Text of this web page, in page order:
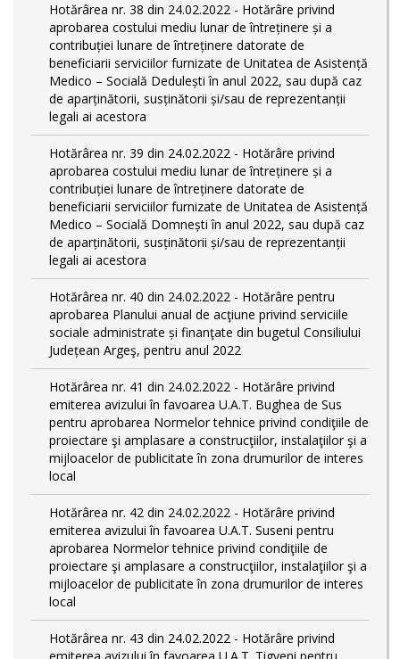
Hotărârea nr. 38 din 24.02.2022 - Hotărâre privind
aprobarea costului mediu lunar de întreținere și a
contribuției lunare de întreținere datorate de
beneficiarii serviciilor furnizate de Unitatea de Asistență
Medico – Socială Dedulești în anul 2022, sau după caz
de aparținătorii, susținătorii și/sau de reprezentanții
legali ai acestora
Hotărârea nr. 39 din 24.02.2022 - Hotărâre privind
aprobarea costului mediu lunar de întreținere și a
contribuției lunare de întreținere datorate de
beneficiarii serviciilor furnizate de Unitatea de Asistență
Medico – Socială Domnești în anul 2022, sau după caz
de aparținătorii, susținătorii și/sau de reprezentanții
legali ai acestora
Hotărârea nr. 40 din 24.02.2022 - Hotărâre pentru
aprobarea Planului anual de acţiune privind serviciile
sociale administrate și finanţate din bugetul Consiliului
Județean Argeş, pentru anul 2022
Hotărârea nr. 41 din 24.02.2022 - Hotărâre privind
emiterea avizului în favoarea U.A.T. Bughea de Sus
pentru aprobarea Normelor tehnice privind condiţiile de
proiectare şi amplasare a construcţiilor, instalaţiilor şi a
mijloacelor de publicitate în zona drumurilor de interes
local
Hotărârea nr. 42 din 24.02.2022 - Hotărâre privind
emiterea avizului în favoarea U.A.T. Suseni pentru
aprobarea Normelor tehnice privind condiţiile de
proiectare şi amplasare a construcţiilor, instalaţiilor şi a
mijloacelor de publicitate în zona drumurilor de interes
local
Hotărârea nr. 43 din 24.02.2022 - Hotărâre privind